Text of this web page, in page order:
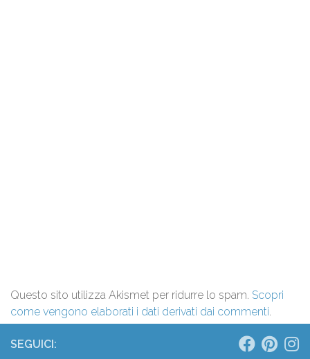
Questo sito utilizza Akismet per ridurre lo spam. Scopri
come vengono elaborati i dati derivati dai commenti.
SEGUICI: